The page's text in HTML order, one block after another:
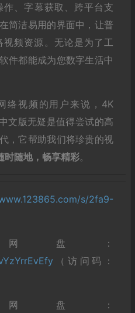
作、字幕获取、跨平台支
简洁易用的界面中，让普
频资源。无论是为了工
件都能成为您数字生活中
络视频的用户来说，4K
文版无疑是值得尝试的高
，它帮助我们将珍贵的视
时随地，畅享精彩。
s/2fa9-
盘：
（访问码：
盘：